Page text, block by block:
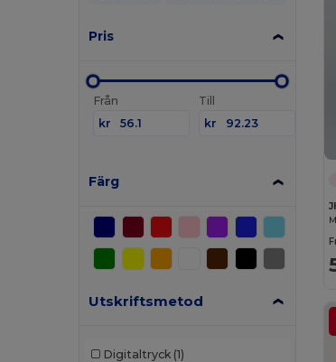
Pris
Från
kr
Till
kr
Färg
Utskriftsmetod
Digitaltryck (1)